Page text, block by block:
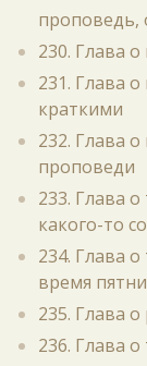
проповедь,
230. Глава
231. Глава
краткими
232. Глава
проповеди
233. Глава
какого-то
234. Глава
время
235. Глава
236. Глава